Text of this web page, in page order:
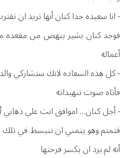
- انا سعيده جدا كنان أنها تريد ان
فوجد كنان بشير ينهض من مقعده
أعماله
- كل هذه السعاده لانك ستشاركي
فأتاه صوت تنهيداته
- أجل كنان... اموافق انت علي
فتمتم وهو يتمني ان تنبسط في تلك
أنه لم يرد ان يكسر فرحتها